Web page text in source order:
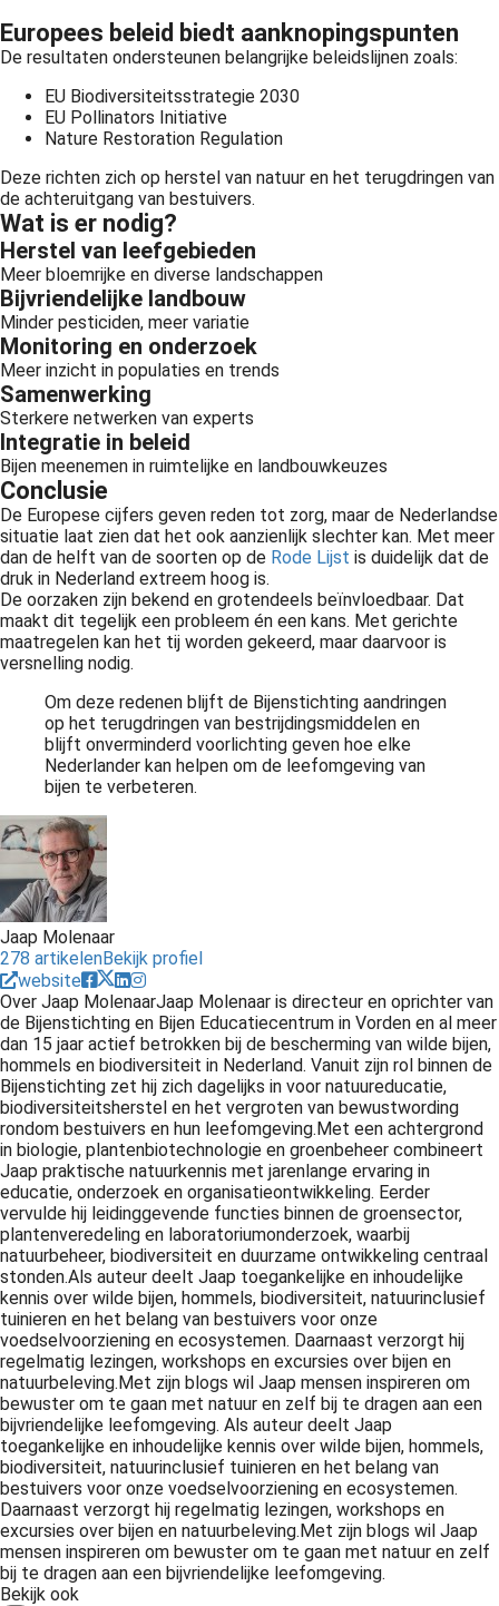
Europees beleid biedt aanknopingspunten
De resultaten ondersteunen belangrijke beleidslijnen zoals:
EU Biodiversiteitsstrategie 2030
EU Pollinators Initiative
Nature Restoration Regulation
Deze richten zich op herstel van natuur en het terugdringen van
de achteruitgang van bestuivers.
Wat is er nodig?
Herstel van leefgebieden
Meer bloemrijke en diverse landschappen
Bijvriendelijke landbouw
Minder pesticiden, meer variatie
Monitoring en onderzoek
Meer inzicht in populaties en trends
Samenwerking
Sterkere netwerken van experts
Integratie in beleid
Bijen meenemen in ruimtelijke en landbouwkeuzes
Conclusie
De Europese cijfers geven reden tot zorg, maar de Nederlandse
situatie laat zien dat het ook aanzienlijk slechter kan. Met meer
dan de helft van de soorten op de Rode Lijst is duidelijk dat de
druk in Nederland extreem hoog is.
De oorzaken zijn bekend en grotendeels beïnvloedbaar. Dat
maakt dit tegelijk een probleem én een kans. Met gerichte
maatregelen kan het tij worden gekeerd, maar daarvoor is
versnelling nodig.
Om deze redenen blijft de Bijenstichting aandringen
op het terugdringen van bestrijdingsmiddelen en
blijft onverminderd voorlichting geven hoe elke
Nederlander kan helpen om de leefomgeving van
bijen te verbeteren.
Jaap Molenaar
278 artikelenBekijk profiel
website
Over Jaap MolenaarJaap Molenaar is directeur en oprichter van
de Bijenstichting en Bijen Educatiecentrum in Vorden en al meer
dan 15 jaar actief betrokken bij de bescherming van wilde bijen,
hommels en biodiversiteit in Nederland. Vanuit zijn rol binnen de
Bijenstichting zet hij zich dagelijks in voor natuureducatie,
biodiversiteitsherstel en het vergroten van bewustwording
rondom bestuivers en hun leefomgeving.Met een achtergrond
in biologie, plantenbiotechnologie en groenbeheer combineert
Jaap praktische natuurkennis met jarenlange ervaring in
educatie, onderzoek en organisatieontwikkeling. Eerder
vervulde hij leidinggevende functies binnen de groensector,
plantenveredeling en laboratoriumonderzoek, waarbij
natuurbeheer, biodiversiteit en duurzame ontwikkeling centraal
stonden.Als auteur deelt Jaap toegankelijke en inhoudelijke
kennis over wilde bijen, hommels, biodiversiteit, natuurinclusief
tuinieren en het belang van bestuivers voor onze
voedselvoorziening en ecosystemen. Daarnaast verzorgt hij
regelmatig lezingen, workshops en excursies over bijen en
natuurbeleving.Met zijn blogs wil Jaap mensen inspireren om
bewuster om te gaan met natuur en zelf bij te dragen aan een
bijvriendelijke leefomgeving. Als auteur deelt Jaap
toegankelijke en inhoudelijke kennis over wilde bijen, hommels,
biodiversiteit, natuurinclusief tuinieren en het belang van
bestuivers voor onze voedselvoorziening en ecosystemen.
Daarnaast verzorgt hij regelmatig lezingen, workshops en
excursies over bijen en natuurbeleving.Met zijn blogs wil Jaap
mensen inspireren om bewuster om te gaan met natuur en zelf
bij te dragen aan een bijvriendelijke leefomgeving.
Bekijk ook